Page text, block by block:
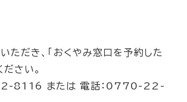
ただき、「おくやみ窓口を予約した
さい。
8116 または 電話：0770-22-